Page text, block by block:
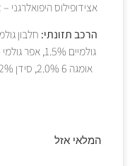
אצידופילוס היפואלרגני – 122 לא פעילים (15X10
הרכב תזונתי:
המלאי אזל